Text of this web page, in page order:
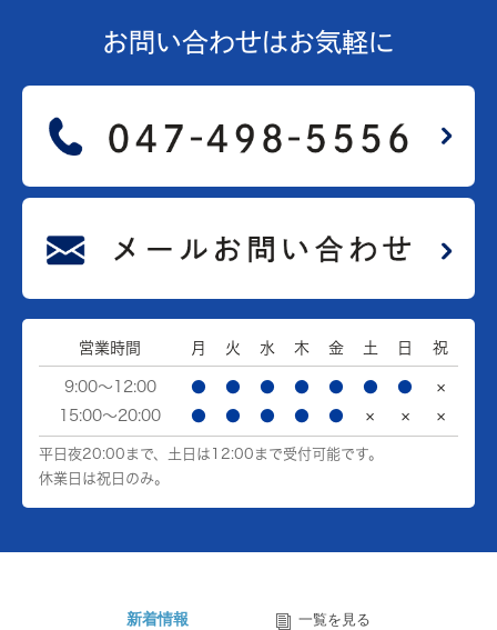
お問い合わせはお気軽に
営業時間 月 火 水 木 金 土 日 祝
9:00～12:00 ● ● ● ● ● ● ●
×
15:00～20:00
● ● ● ● ● × × ×
平日夜20:00まで、土日は12:00まで受付可能です。
休業日は祝日のみ。
新着情報 一覧を見る